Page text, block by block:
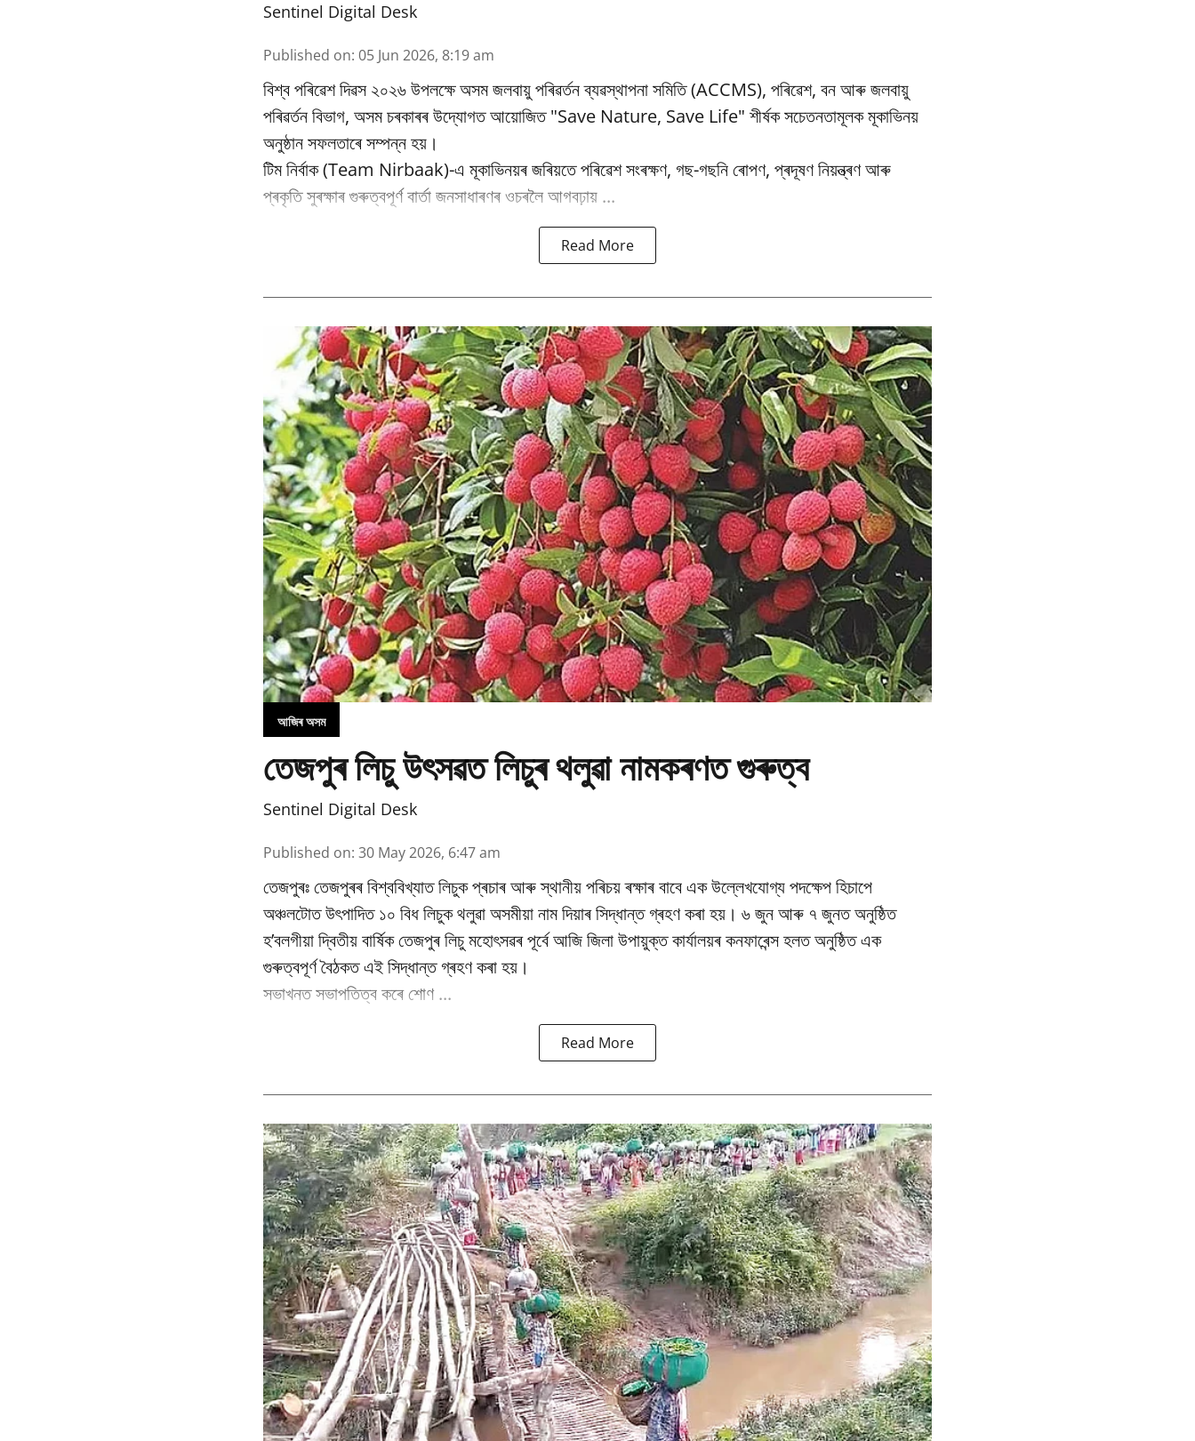
Sentinel Digital Desk
Published on: 05 Jun 2026, 8:19 am
বিশ্ব পৰিৱেশ দিৱস ২০২৬ উপলক্ষে অসম জলবায়ু পৰিৱর্তন ব্যৱস্থাপনা সমিতি (ACCMS), পৰিৱেশ, বন আৰু জলবায়ু
পৰিৱর্তন বিভাগ, অসম চৰকাৰৰ উদ্যোগত আয়োজিত "Save Nature, Save Life" শীৰ্ষক সচেতনতামূলক মূকাভিনয়
অনুষ্ঠান সফলতাৰে সম্পন্ন হয়।
টিম নিৰ্বাক (Team Nirbaak)-এ মূকাভিনয়ৰ জৰিয়তে পৰিৱেশ সংৰক্ষণ, গছ-গছনি ৰোপণ, প্ৰদূষণ নিয়ন্ত্ৰণ আৰু
প্ৰকৃতি সুৰক্ষাৰ গুৰুত্বপূৰ্ণ বাৰ্তা জনসাধাৰণৰ ওচৰলৈ আগবঢ়ায় ...
Read More
আজিৰ অসম
তেজপুৰ লিচু উৎসৱত লিচুৰ থলুৱা নামকৰণত গুৰুত্ব
Sentinel Digital Desk
Published on: 30 May 2026, 6:47 am
তেজপুৰঃ তেজপুৰৰ বিশ্ববিখ্যাত লিচুক প্ৰচাৰ আৰু স্থানীয় পৰিচয় ৰক্ষাৰ বাবে এক উল্লেখযোগ্য পদক্ষেপ হিচাপে
অঞ্চলটোত উৎপাদিত ১০ বিধ লিচুক থলুৱা অসমীয়া নাম দিয়াৰ সিদ্ধান্ত গ্ৰহণ কৰা হয়। ৬ জুন আৰু ৭ জুনত অনুষ্ঠিত
হ’বলগীয়া দ্বিতীয় বাৰ্ষিক তেজপুৰ লিচু মহোৎসৱৰ পূৰ্বে আজি জিলা উপায়ুক্ত কাৰ্যালয়ৰ কনফাৰেন্স হলত অনুষ্ঠিত এক
গুৰুত্বপূৰ্ণ বৈঠকত এই সিদ্ধান্ত গ্ৰহণ কৰা হয়।
সভাখনত সভাপতিত্ব কৰে শোণ ...
Read More